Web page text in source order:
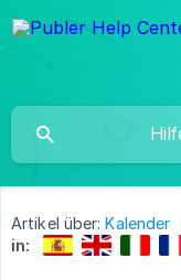
Artikel über: Kalender
in: